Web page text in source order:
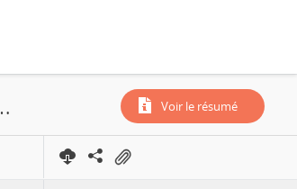
Annexe au Contrat, 2008 Voir le résumé